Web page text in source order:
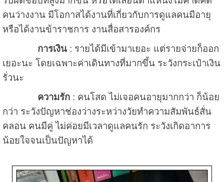
คนว่างงาน มีโอกาสได้งานที่เกี่ยวกับการดูแลคนมีอายุ
หรือได้งานข้าราชการ งานสื่อสารองค์กร
การเงิน: รายได้มีเข้ามาเยอะ แต่รายจ่ายก็ออก
เยอะนะ โดยเฉพาะค่าเดินทางที่มากขึ้น ระวังกระเป๋าเงิน
รั่วนะ
ความรัก: คนโสด ไม่เจอคนอายุมากกว่า ก็น้อย
กว่า ระวังปัญหาช่องว่างระหว่างวัยทำความสัมพันธ์สั่น
คลอน คนมีคู่ ไม่ค่อยมีเวลาดูแลคนรัก ระวังเกิดอาการ
น้อยใจจนเป็นปัญหาได้